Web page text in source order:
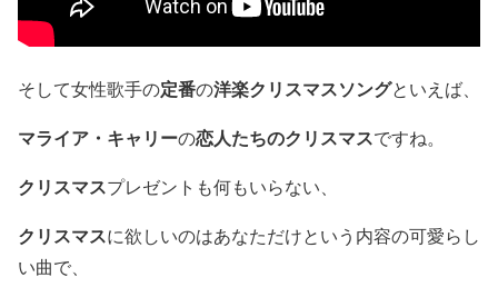
そして女性歌手の定番の洋楽クリスマスソングといえば、
マライア・キャリーの恋人たちのクリスマスですね。
クリスマスプレゼントも何もいらない、
クリスマスに欲しいのはあなただけという内容の可愛らし
い曲で、